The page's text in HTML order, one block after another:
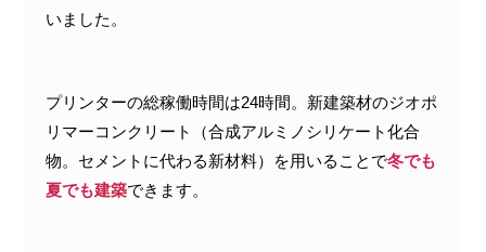
いました。
プリンターの総稼働時間は24時間。新建築材のジオポ
リマーコンクリート（合成アルミノシリケート化合
物。セメントに代わる新材料）を用いることで冬でも
夏でも建築できます。